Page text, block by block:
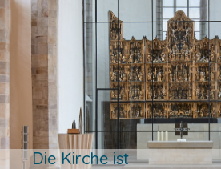
Die Kirche ist